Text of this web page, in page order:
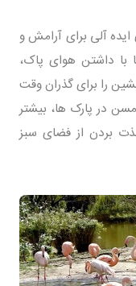
آلی برای آرامش و
با داشتن هوای پاک،
را برای گذران وقت
در پارک ها، بیشتر
بردن از فضای سبز